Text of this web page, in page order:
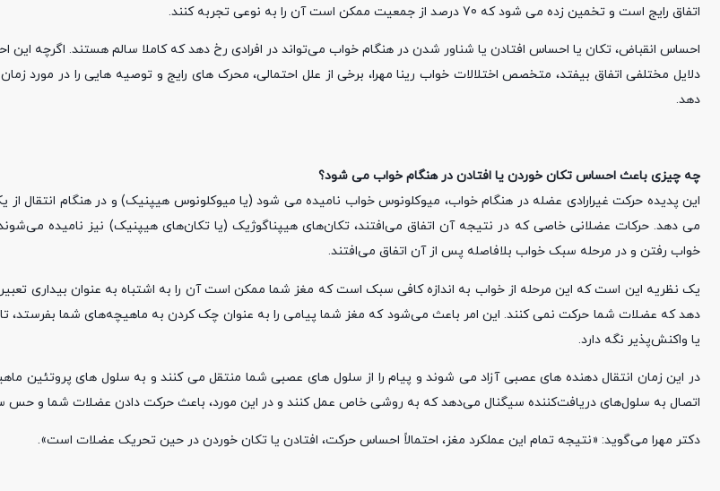
اتفاق رایج است و تخمین زده می شود که 70 درصد از جمعیت ممکن است آن را به نوعی تجربه کنند.
احساس انقباض، تکان یا احساس افتادن یا شناور شدن در هنگام خواب می‌تواند در افرادی رخ دهد که کاملا سالم هستند. اگرچه
دلایل مختلفی اتفاق بیفتد، متخصص اختلالات خواب رینا مهرا، برخی از علل احتمالی، محرک های رایج و توصیه هایی را در مورد
دهد.
چه چیزی باعث احساس تکان خوردن یا افتادن در هنگام خواب می شود؟
این پدیده حرکت غیرارادی عضله در هنگام خواب، میوکلونوس خواب نامیده می شود (یا میوکلونوس هیپنیک) و در هنگام انتقال از
می دهد. حرکات عضلانی خاصی که در نتیجه آن اتفاق می‌افتند، تکان‌های هیپناگوژیک (یا تکان‌های هیپنیک) نیز نامیده می‌شوند
خواب رفتن و در مرحله سبک خواب بلافاصله پس از آن اتفاق می‌افتند.
یک نظریه این است که این مرحله از خواب به اندازه کافی سبک است که مغز شما ممکن است آن را به اشتباه به عنوان بیداری
دهد که عضلات شما حرکت نمی کنند. این امر باعث می‌شود که مغز شما پیامی را به عنوان چک کردن به ماهیچه‌های شما بفرستد، تا
یا واکنش‌پذیر نگه دارد.
در این زمان انتقال دهنده های عصبی آزاد می شوند و پیام را از سلول های عصبی شما منتقل می کنند و به سلول های پروتئین
اتصال به سلول‌های دریافت‌کننده سیگنال می‌دهد که به روشی خاص عمل کنند و در این مورد، باعث حرکت دادن عضلات شما و
دکتر مهرا می‌گوید: «نتیجه تمام این عملکرد مغز، احتمالاً احساس حرکت، افتادن یا تکان خوردن در حین تحریک عضلات است».